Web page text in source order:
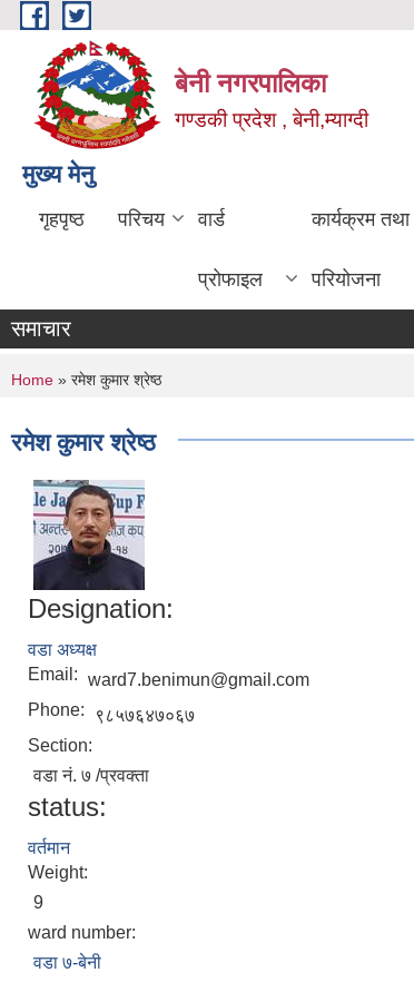
Skip to main content
बेनी नगरपालिका
गण्डकी प्रदेश , बेनी,म्याग्दी
मुख्य मेनु
गृहपृष्ठ परिचय वार्ड
प्रोफाइल
कार्यक्रम तथा
परियोजना
समाचार
You are here
Home » रमेश कुमार श्रेष्ठ
रमेश कुमार श्रेष्ठ
Designation:
वडा अध्यक्ष
Email: ward7.benimun@gmail.com
Phone:
९८५७६४७०६७
Section:
वडा नं. ७ /प्रवक्ता
status:
वर्तमान
Weight:
9
ward number:
वडा ७-बेनी